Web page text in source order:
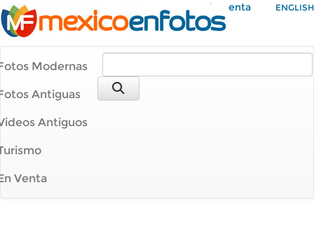
Mi Cuenta ENGLISH
Modernas
Antiguas
Antiguos
Venta